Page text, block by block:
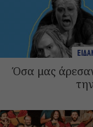
Όσα μας